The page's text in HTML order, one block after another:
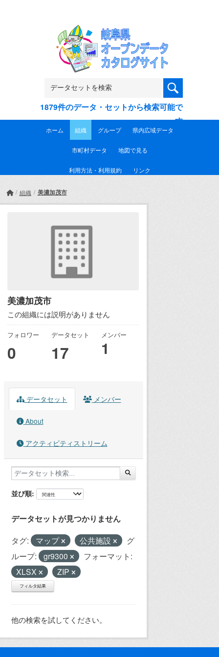
1879件のデータ・セットから検索可能で
す
ホーム 組織 グループ 県内広域データ
市町村データ 地図で見る
利用方法・利用規約 リンク
組織 美濃加茂市
美濃加茂市
この組織には説明がありません
フォロワー
0
データセット
17
メンバー
1
データセット メンバー
About
アクティビティストリーム
並び順
データセットが見つかりません
タグ: マップ 公共施設
グ
ループ:
gr9300
フォーマット:
XLSX
ZIP
フィルタ結果
他の検索を試してください。